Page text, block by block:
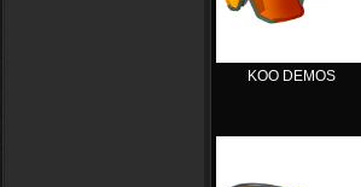
KOO DEMOS